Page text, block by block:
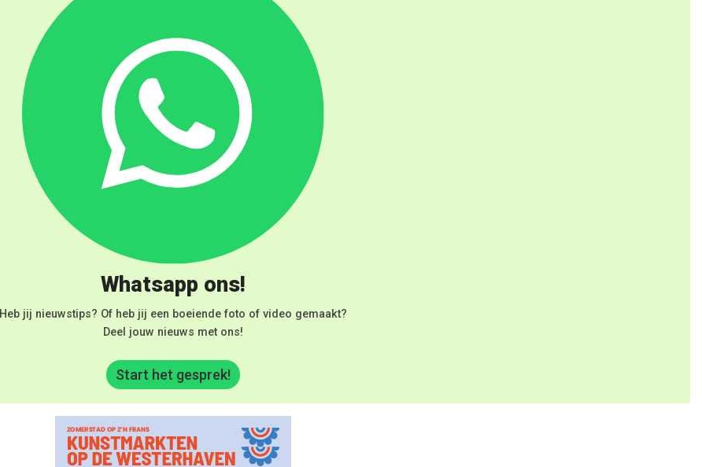
Whatsapp ons!
Heb jij nieuwstips? Of heb jij een boeiende foto of video gemaakt?
Deel jouw nieuws met ons!
Start het gesprek!